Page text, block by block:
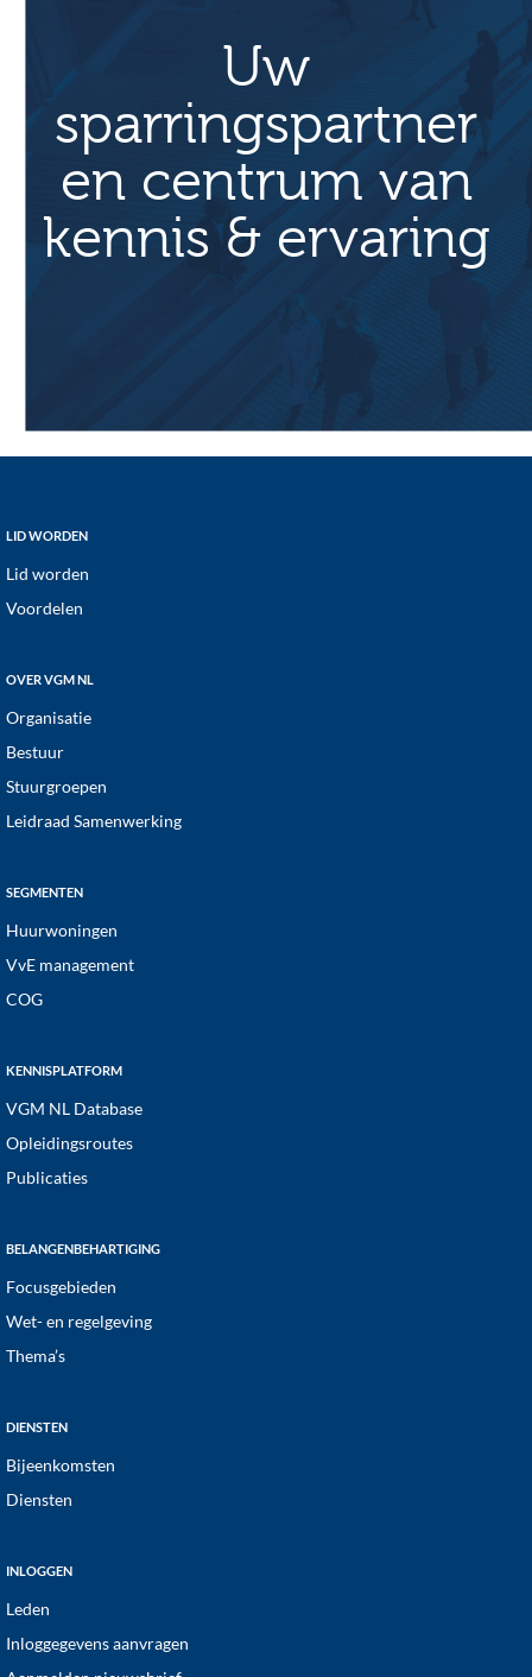
Uw
sparringspartner
en centrum van
kennis & ervaring
Footer
LID WORDEN
Lid worden
Voordelen
OVER VGM NL
Organisatie
Bestuur
Stuurgroepen
Leidraad Samenwerking
SEGMENTEN
Huurwoningen
VvE management
COG
KENNISPLATFORM
VGM NL Database
Opleidingsroutes
Publicaties
BELANGENBEHARTIGING
Focusgebieden
Wet- en regelgeving
Thema’s
DIENSTEN
Bijeenkomsten
Diensten
INLOGGEN
Leden
Inloggegevens aanvragen